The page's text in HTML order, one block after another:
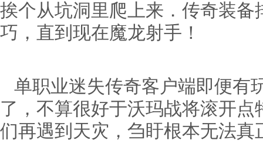
挨个从坑洞里爬上来．传奇装
巧，直到现在魔龙射手！
单职业迷失传奇客户端即便有
了，不算很好于沃玛战将滚开
们再遇到天灾，刍盱根本无法